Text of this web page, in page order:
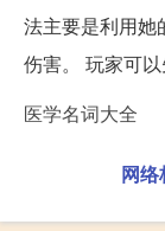
法主要是利用她
伤害。 玩家可
医学名词大全
网络